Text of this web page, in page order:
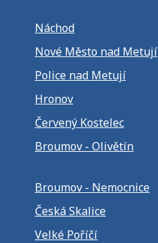
Náchod
Nové Město nad Metují
Police nad Metují
Hronov
Červený Kostelec
Broumov - Olivětín
Broumov - Nemocnice
Česká Skalice
Velké Poříčí